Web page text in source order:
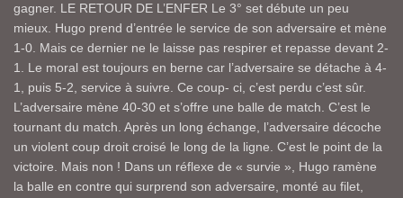
gagner. LE RETOUR DE L’ENFER Le 3° set débute un peu
mieux. Hugo prend d’entrée le service de son adversaire et mène
1-0. Mais ce dernier ne le laisse pas respirer et repasse devant 2-
1. Le moral est toujours en berne car l’adversaire se détache à 4-
1, puis 5-2, service à suivre. Ce coup- ci, c’est perdu c’est sûr.
L’adversaire mène 40-30 et s’offre une balle de match. C’est le
tournant du match. Après un long échange, l’adversaire décoche
un violent coup droit croisé le long de la ligne. C’est le point de la
victoire. Mais non ! Dans un réflexe de « survie », Hugo ramène
la balle en contre qui surprend son adversaire, monté au filet,